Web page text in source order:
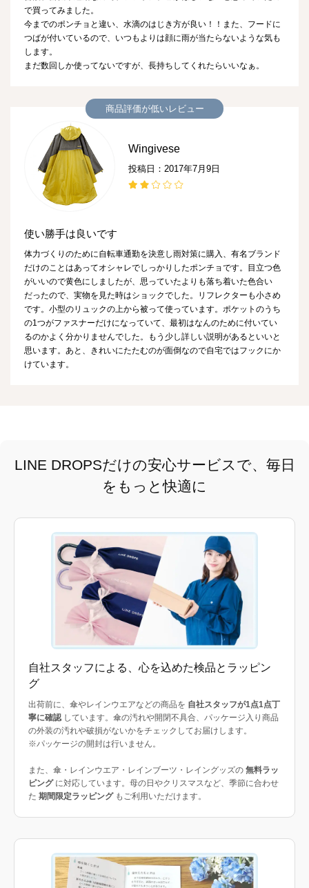
で買ってみました。
今までのポンチョと違い、水滴のはじき方が良い！！また、フードに
つばが付いているので、いつもよりは顔に雨が当たらないような気も
します。
まだ数回しか使ってないですが、長持ちしてくれたらいいなぁ。
商品評価が低いレビュー
Wingivese
投稿日：2017年7月9日
使い勝手は良いです
体力づくりのために自転車通勤を決意し雨対策に購入、有名ブランド
だけのことはあってオシャレでしっかりしたポンチョです。目立つ色
がいいので黄色にしましたが、思っていたよりも落ち着いた色合い
だったので、実物を見た時はショックでした。リフレクターも小さめ
です。小型のリュックの上から被って使っています。ポケットのうち
の1つがファスナーだけになっていて、最初はなんのために付いてい
るのかよく分かりませんでした。もう少し詳しい説明があるといいと
思います。あと、きれいにたたむのが面倒なので自宅ではフックにか
けています。
LINE DROPSだけの安心サービスで、毎日
をもっと快適に
自社スタッフによる、心を込めた検品とラッピン
グ
出荷前に、傘やレインウエアなどの商品を 自社スタッフが1点1点丁
寧に確認 しています。傘の汚れや開閉不具合、パッケージ入り商品
の外装の汚れや破損がないかをチェックしてお届けします。
※パッケージの開封は行いません。
また、傘・レインウエア・レインブーツ・レイングッズの 無料ラッ
ピングに対応しています。母の日やクリスマスなど、季節に合わせ
た 期間限定ラッピングもご利用いただけます。